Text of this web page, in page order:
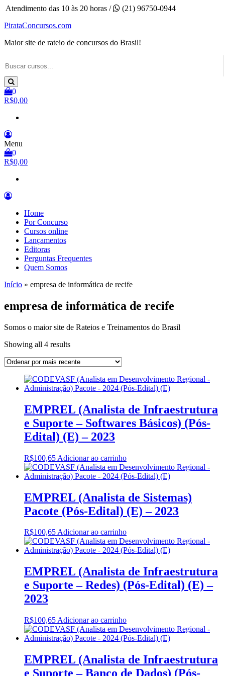
Pular
o
Atendimento das 10 às 20 horas /
(21) 96750-0944
PirataConcursos.com
Maior site de rateio de concursos do Brasil!
0
R$0,00
Menu
0
R$0,00
Home
Por Concurso
Cursos online
Lançamentos
Editoras
Perguntas Frequentes
Quem Somos
Início » empresa de informática de recife
empresa de informática de recife
Somos o maior site de Rateios e Treinamentos do Brasil
Showing all 4 resultsSorted
latest
EMPREL (Analista de Infraestrutura
e Suporte – Softwares Básicos) (Pós-
Edital) (E) – 2023
R$100,65 Adicionar ao carrinho
EMPREL (Analista de Sistemas)
Pacote (Pós-Edital) (E) – 2023
R$100,65Adicionar ao carrinho
EMPREL (Analista de Infraestrutura
e Suporte – Redes) (Pós-Edital) (E) –
2023
R$100,65 Adicionar ao carrinho
EMPREL (Analista de Infraestrutura
e Suporte – Banco de Dados) (Pós-